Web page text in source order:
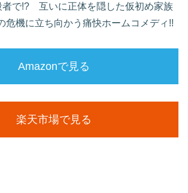
で!? 互いに正体を隠した仮初め家族
危機に立ち向かう痛快ホームコメディ!!
Amazonで見る
楽天市場で見る